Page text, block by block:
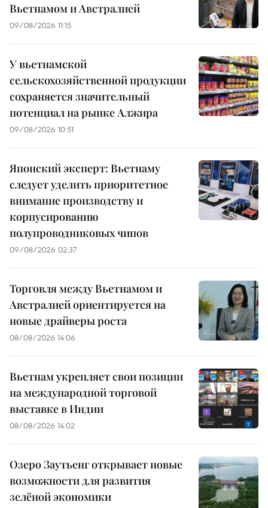
Вьетнамом и Австралией
09/08/2026 11:15
У вьетнамской
сельскохозяйственной продукции
сохраняется значительный
потенциал на рынке Алжира
09/08/2026 10:51
Японский эксперт: Вьетнаму
следует уделить приоритетное
внимание производству и
корпусированию
полупроводниковых чипов
09/08/2026 02:37
Торговля между Вьетнамом и
Австралией ориентируется на
новые драйверы роста
08/08/2026 14:06
Вьетнам укрепляет свои позиции
на международной торговой
выставке в Индии
08/08/2026 14:02
Озеро Заутьенг открывает новые
возможности для развития
зелёной экономики